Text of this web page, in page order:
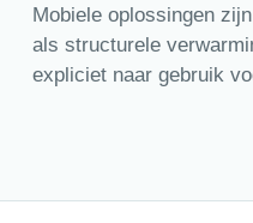
Mobiele oplossingen
als structurele
expliciet naar gebruik